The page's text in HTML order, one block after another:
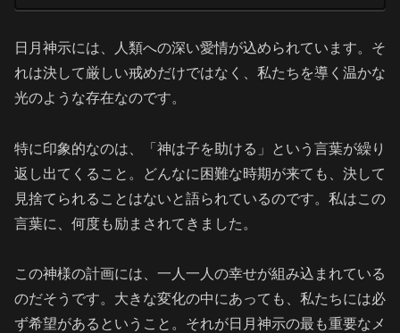
日月神示には、人類への深い愛情が込められています。そ
れは決して厳しい戒めだけではなく、私たちを導く温かな
光のような存在なのです。
特に印象的なのは、「神は子を助ける」という言葉が繰り
返し出てくること。どんなに困難な時期が来ても、決して
見捨てられることはないと語られているのです。私はこの
言葉に、何度も励まされてきました。
この神様の計画には、一人一人の幸せが組み込まれている
のだそうです。大きな変化の中にあっても、私たちには必
ず希望があるということ。それが日月神示の最も重要なメ